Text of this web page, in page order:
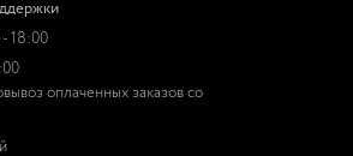
18:00
оплаченных заказов со